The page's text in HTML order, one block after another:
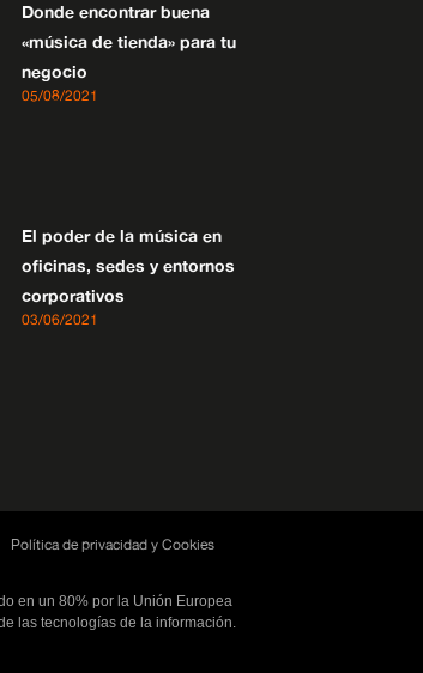
Donde encontrar buena
«música de tienda» para tu
negocio
05/08/2021
El poder de la música en
oficinas, sedes y entornos
corporativos
03/06/2021
Política de privacidad y Cookies
en un 80% por la Unión Europea
las tecnologías de la información.